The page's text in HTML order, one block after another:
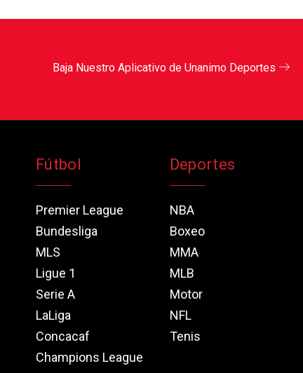
Baja Nuestro Aplicativo de Unanimo Deportes
Fútbol
Premier League
Bundesliga
MLS
Ligue 1
Serie A
LaLiga
Concacaf
Champions League
Deportes
NBA
Boxeo
MMA
MLB
Motor
NFL
Tenis